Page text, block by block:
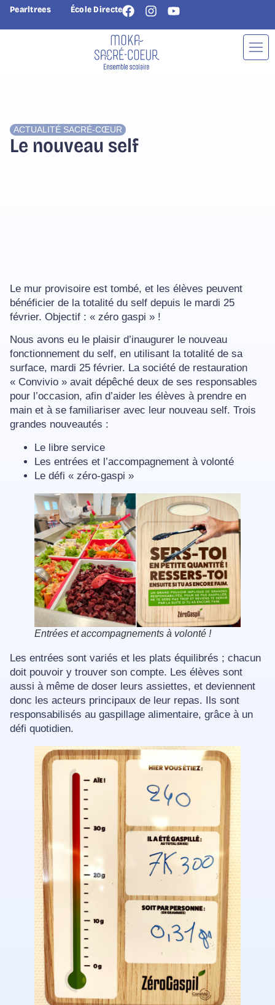
Pearltrees École Directe
ACTUALITÉ SACRÉ-CŒUR
Le nouveau self
Le mur provisoire est tombé, et les élèves peuvent
bénéficier de la totalité du self depuis le mardi 25
février. Objectif : « zéro gaspi » !
Nous avons eu le plaisir d’inaugurer le nouveau
fonctionnement du self, en utilisant la totalité de sa
surface, mardi 25 février. La société de restauration
« Convivio » avait dépêché deux de ses responsables
pour l’occasion, afin d’aider les élèves à prendre en
main et à se familiariser avec leur nouveau self. Trois
grandes nouveautés :
Le libre service
Les entrées et l’accompagnement à volonté
Le défi « zéro-gaspi »
Entrées et accompagnements à volonté !
Les entrées sont variés et les plats équilibrés ; chacun
doit pouvoir y trouver son compte. Les élèves sont
aussi à même de doser leurs assiettes, et deviennent
donc les acteurs principaux de leur repas. Ils sont
responsabilisés au gaspillage alimentaire, grâce à un
défi quotidien.